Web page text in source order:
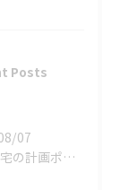
Posts
07
二世帯住宅の計画ポイント【豊山町】